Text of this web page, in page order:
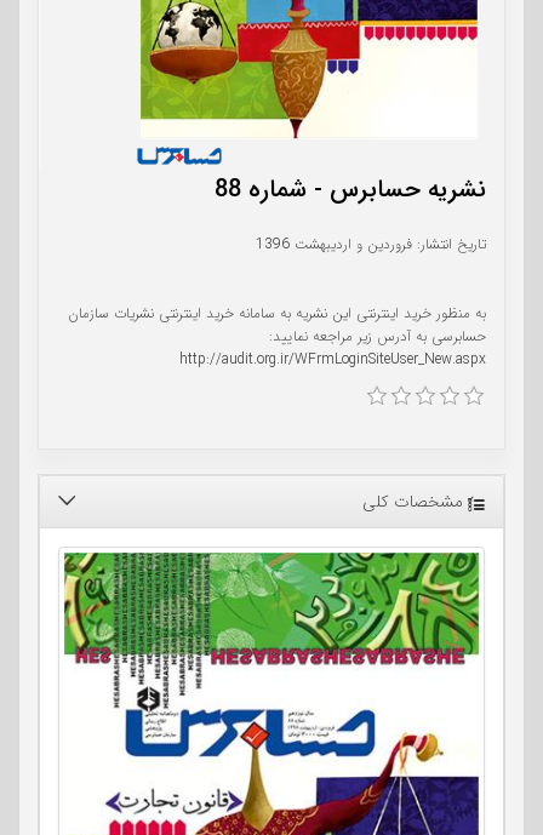
نشریه حسابرس - شماره 88
تاریخ انتشار: فروردین و اردیبهشت 1396
به منظور خرید اینترنتی این نشریه به سامانه خرید اینترنتی نشریات سازمان
حسابرسی به آدرس زیر مراجعه نمایید:
http://audit.org.ir/WFrmLoginSiteUser_New.aspx
مشخصات کلی